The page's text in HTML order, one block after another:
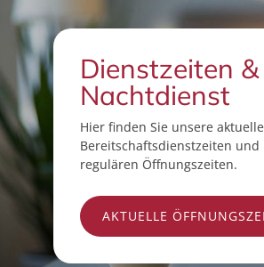
Dienstzeiten &
Nachtdienst
Hier finden Sie unsere
Bereitschaftsdienstzeiten und
regulären Öffnungszeiten.
AKTUELLE